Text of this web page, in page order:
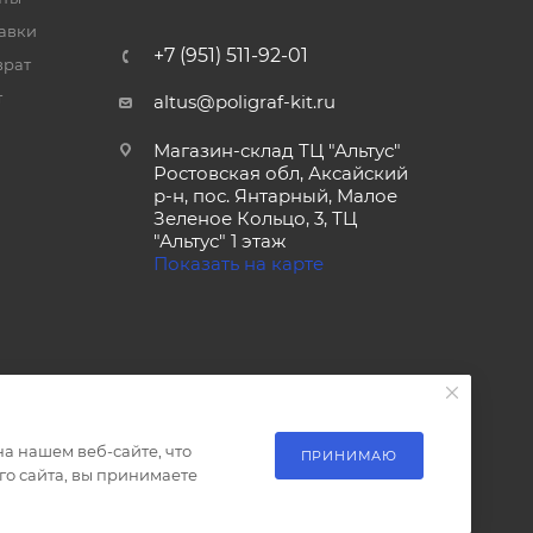
+7 (951) 511-92-01
altus@poligraf-kit.ru
Магазин-склад ТЦ "Альтус"
Ростовская обл, Аксайский
р-н, пос. Янтарный, Малое
Зеленое Кольцо, 3, ТЦ
"Альтус" 1 этаж
Показать на карте
нашем веб-сайте, что
сайта, вы принимаете
ПРИНИМАЮ